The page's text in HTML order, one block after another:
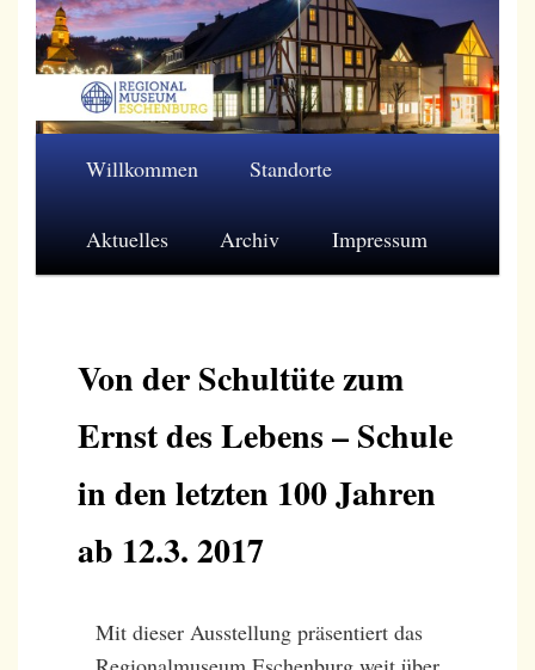
Zum
primären
Inhalt
Regionalmuseum Eschenburg e.V.
Willkommen Standorte
Aktuelles Archiv Impressum
Von der Schultüte zum
Ernst des Lebens – Schule
in den letzten 100 Jahren
ab 12.3. 2017
Mit dieser Ausstellung präsentiert das